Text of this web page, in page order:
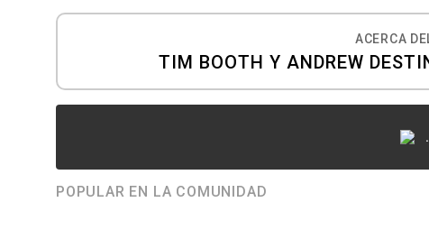
ACERCA
TIM BOOTH Y ANDREW
POPULAR EN LA COMUNIDAD